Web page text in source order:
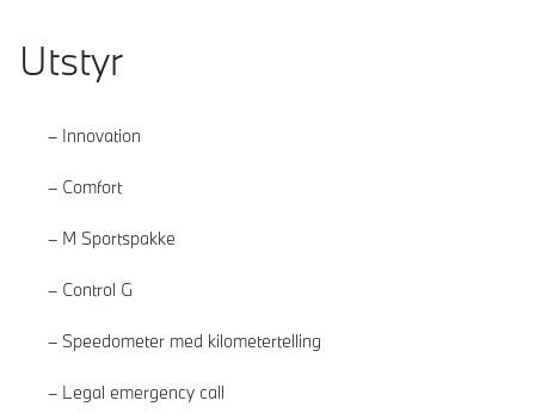
Utstyr
Innovation
Comfort
M Sportspakke
Control G
Speedometer med kilometertelling
Legal emergency call